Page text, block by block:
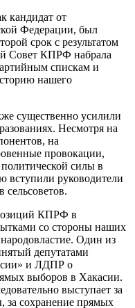
кандидат от
Федерации, был
срок с результатом
Совет КПРФ набрала
спискам и
нашего
существенно усилили
Несмотря на
на
провокации,
силы в
вступили руководители
сельсоветов.
КПРФ в
со стороны наших
Один из
депутатами
и ЛДПР о
выборов в Хакасии.
выступает за
за сохранение прямых